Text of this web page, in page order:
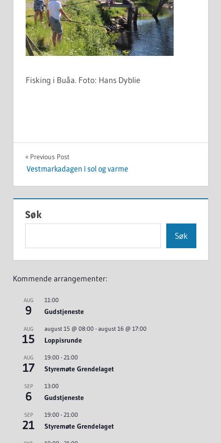
Fisking i Buåa. Foto: Hans Dyblie
Innleggsnavigasjon
Previous Post
Vestmarkadagen i sol og varme
Søk
Søk
Kommende arrangementer:
AUG
9
11:00
Gudstjeneste
AUG
15
august 15 @ 08:00- august 16 @ 17:00
Loppisrunde
AUG
17
19:00- 21:00
Styremøte Grendelaget
SEP
6
13:00
Gudstjeneste
SEP
21
19:00- 21:00
Styremøte Grendelaget